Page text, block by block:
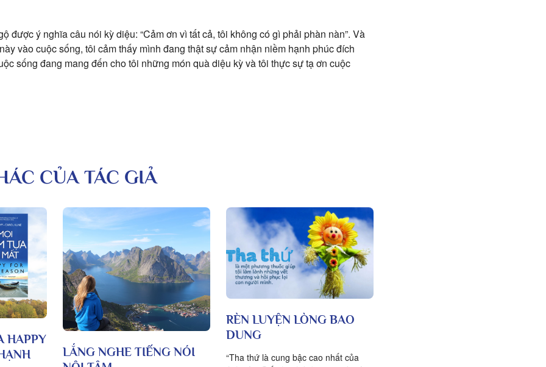
được ý nghĩa câu nói kỳ diệu: “Cảm ơn vì tất cả, tôi không có gì phải phàn nàn”. Và
vào cuộc sống, tôi cảm thấy mình đang thật sự cảm nhận niềm hạnh phúc đích
sống đang mang đến cho tôi những món quà diệu kỳ và tôi thực sự tạ ơn cuộc
CỦA TÁC GIẢ
HAPPY
LẮNG NGHE TIẾNG NÓI
RÈN LUYỆN LÒNG BAO
DUNG
“Tha thứ là cung bậc cao nhất của